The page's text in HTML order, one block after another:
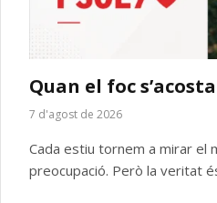
Quan el foc s’acosta
7 d'agost de 2026
Cada estiu tornem a mirar el
preocupació. Però la veritat